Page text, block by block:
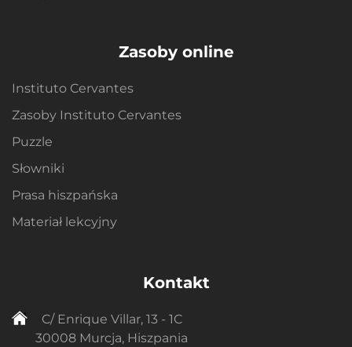
Zasoby online
Instituto Cervantes
Zasoby Instituto Cervantes
Puzzle
Słowniki
Prasa hiszpańska
Materiał lekcyjny
Kontakt
C/ Enrique Villar, 13 - 1C
30008 Murcja, Hiszpania